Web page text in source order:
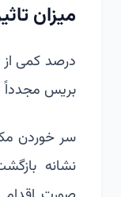
میزان
درصد کمی
بریس مجدداً
سر خوردن
نشانه